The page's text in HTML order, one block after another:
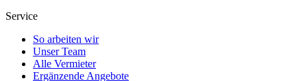
Service
So arbeiten wir
Unser Team
Alle Vermieter
Ergänzende Angebote